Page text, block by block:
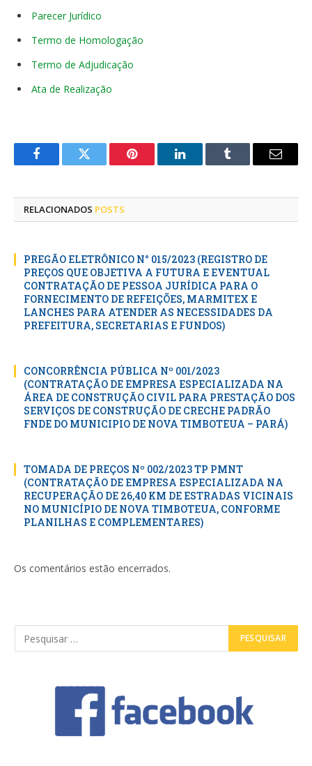
Parecer Jurídico
Termo de Homologação
Termo de Adjudicação
Ata de Realização
FacebookTwitter Pinterest LinkedInTumblr
E-
RELACIONADOS POSTS
PREGÃO ELETRÔNICO N° 015/2023 (REGISTRO DE
PREÇOS QUE OBJETIVA A FUTURA E EVENTUAL
CONTRATAÇÃO DE PESSOA JURÍDICA PARA O
FORNECIMENTO DE REFEIÇÕES, MARMITEX E
LANCHES PARA ATENDER AS NECESSIDADES DA
PREFEITURA, SECRETARIAS E FUNDOS)
CONCORRÊNCIA PÚBLICA Nº 001/2023
(CONTRATAÇÃO DE EMPRESA ESPECIALIZADA NA
ÁREA DE CONSTRUÇÃO CIVIL PARA PRESTAÇÃO DOS
SERVIÇOS DE CONSTRUÇÃO DE CRECHE PADRÃO
FNDE DO MUNICIPIO DE NOVA TIMBOTEUA – PARÁ)
TOMADA DE PREÇOS Nº 002/2023 TP PMNT
(CONTRATAÇÃO DE EMPRESA ESPECIALIZADA NA
RECUPERAÇÃO DE 26,40 KM DE ESTRADAS VICINAIS
NO MUNICÍPIO DE NOVA TIMBOTEUA, CONFORME
PLANILHAS E COMPLEMENTARES)
Os comentários estão encerrados.